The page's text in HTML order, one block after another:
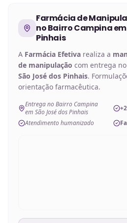
Farmácia de
noBairro Campina
Pinhais
A Farmácia Efetiva realiza a
de manipulação com entrega no
São José dos Pinhais.
orientação farmacêutica.
Entrega no Bairro Campina
em São José dos Pinhais
Atendimento humanizado